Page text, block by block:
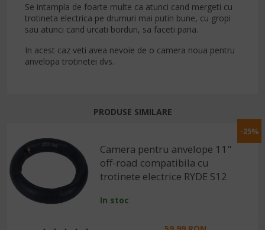
Se intampla de foarte multe ca atunci cand mergeti cu
trotineta electrica pe drumuri mai putin bune, cu gropi
sau atunci cand urcati borduri, sa faceti pana.
In acest caz veti avea nevoie de o camera noua pentru
anvelopa trotinetei dvs.
PRODUSE SIMILARE
-25%
Camera pentru anvelope 11"
off-road compatibila cu
trotinete electrice RYDE S12
In stoc